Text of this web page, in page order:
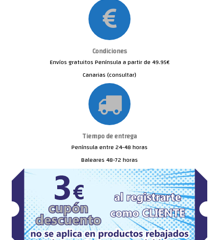
Condiciones
Envíos gratuitos Península a partir de 49.95€
Canarias (consultar)
Tiempo de entrega
Península entre 24-48 horas
Baleares 48-72 horas